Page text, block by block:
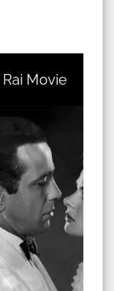
Rai Movie